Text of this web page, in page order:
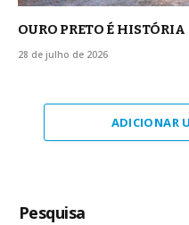
OURO PRETO É HISTÓRIA
28 de julho de 2026
ADICIONAR
Pesquisa